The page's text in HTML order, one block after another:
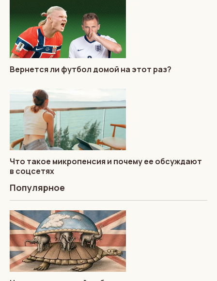
Вернется ли футбол домой на этот раз?
Что такое микропенсия и почему ее обсуждают
в соцсетях
Популярное